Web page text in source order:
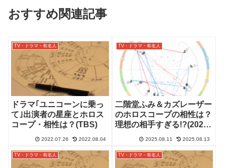
おすすめ関連記事
TV・ドラマ・有名人
ドラマ｢ユニコーンに乗っ
て｣出演者の星座とホロス
コープ・相性は？(TBS)
2022.07.26 2022.08.04
TV・ドラマ・有名人
二階堂ふみ＆カズレーザー
のホロスコープの相性は？
理想の相手すぎる!?(2025
2025.08.11 2025.08.13
TV・ドラマ・有名人 TV・ドラマ・有名人